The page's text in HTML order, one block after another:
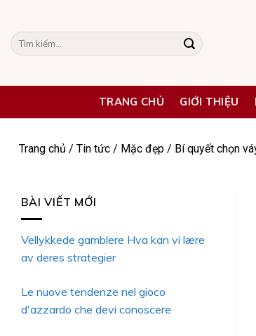
content
Tìm
kiếm:
TRANG CHỦ GIỚI THIỆU
Trang chủ / Tin tức / Mặc đẹp / Bí quyết chọn
BÀI VIẾT MỚI
Vellykkede gamblere Hva kan vi lære
av deres strategier
Le nuove tendenze nel gioco
d'azzardo che devi conoscere